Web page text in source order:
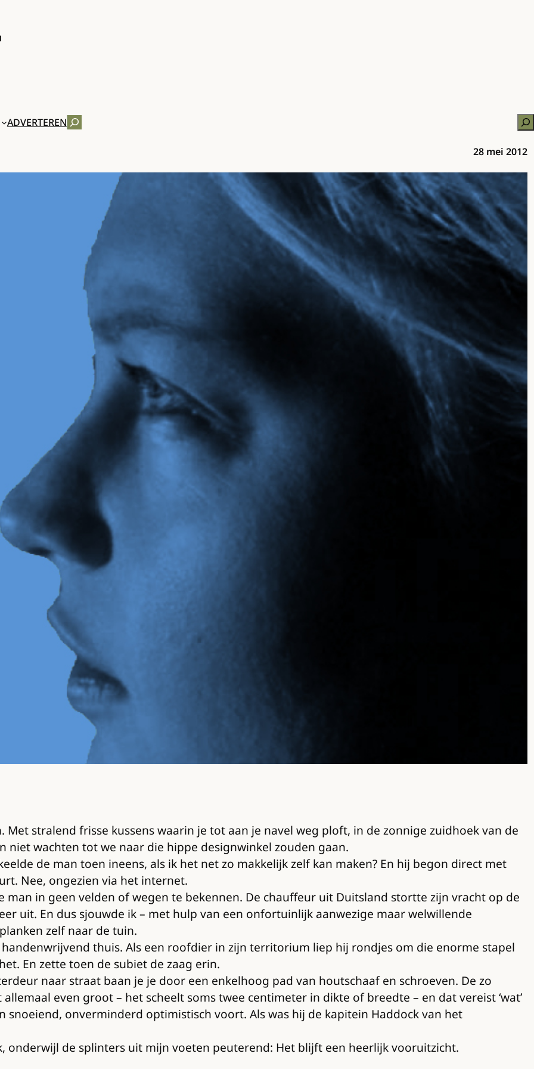
ADVERTERENZOEKEN
28 mei 2012
stralend frisse kussens waarin je tot aan je navel weg ploft, in de zonnige zuidhoek van de
wachten tot we naar die hippe designwinkel zouden gaan.
de man toen ineens, als ik het net zo makkelijk zelf kan maken? En hij begon direct met
Nee, ongezien via het internet.
in geen velden of wegen te bekennen. De chauffeur uit Duitsland stortte zijn vracht op de
uit. En dus sjouwde ik – met hulp van een onfortuinlijk aanwezige maar welwillende
zelf naar de tuin.
thuis. Als een roofdier in zijn territorium liep hij rondjes om die enorme stapel
En zette toen de subiet de zaag erin.
naar straat baan je je door een enkelhoog pad van houtschaaf en schroeven. De zo
even groot – het scheelt soms twee centimeter in dikte of breedte – en dat vereist ‘wat’
snoeiend, onverminderd optimistisch voort. Als was hij de kapitein Haddock van het
onderwijl de splinters uit mijn voeten peuterend: Het blijft een heerlijk vooruitzicht.